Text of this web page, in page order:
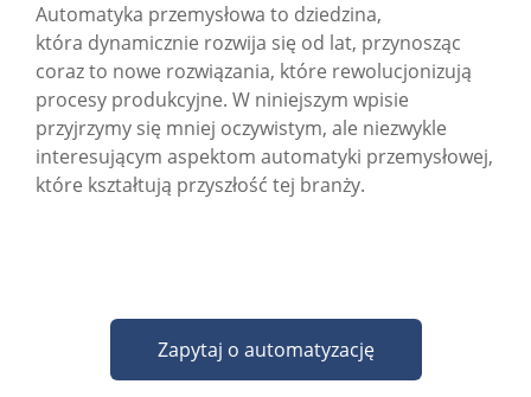
Automatyka przemysłowa to dziedzina,
która dynamicznie rozwija się od lat, przynosząc
coraz to nowe rozwiązania, które rewolucjonizują
procesy produkcyjne. W niniejszym wpisie
przyjrzymy się mniej oczywistym, ale niezwykle
interesującym aspektom automatyki przemysłowej,
które kształtują przyszłość tej branży.
Zapytaj o automatyzację